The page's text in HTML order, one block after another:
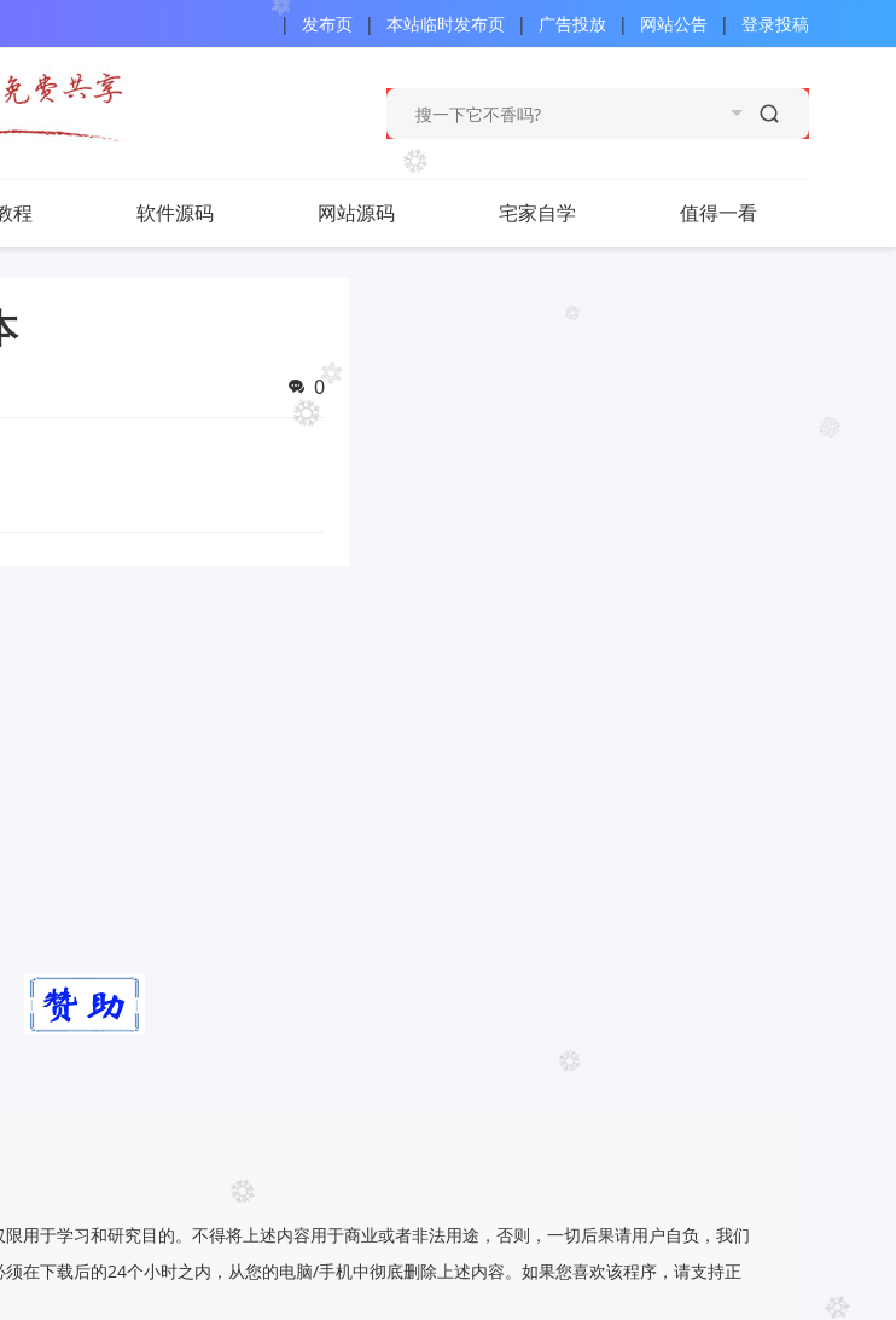
登录投稿
|
网站公告
|
广告投放
|
本站临时发布页
|
发布页
|
程 软件源码 网站源码 宅家自学 值得一看
0
用于学习和研究目的。不得将上述内容用于商业或者非法用途，否则，一切后果请用户自负，我们
在下载后的24个小时之内，从您的电脑/手机中彻底删除上述内容。如果您喜欢该程序，请支持正